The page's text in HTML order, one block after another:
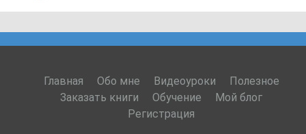
Главная Обо мне Видеоуроки
Полезное
Заказать книги
Обучение
Мой блог
Регистрация